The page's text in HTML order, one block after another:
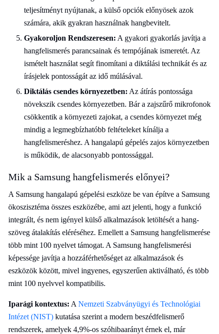
teljesítményt nyújtanak, a külső opciók előnyösek azok
számára, akik gyakran használnak hangbevitelt.
Gyakoroljon Rendszeresen: A gyakori gyakorlás javítja a
hangfelismerés parancsainak és tempójának ismeretét. Az
ismételt használat segít finomítani a diktálási technikát és az
írásjelek pontosságát az idő múlásával.
Diktálás csendes környezetben: Az átírás pontossága
növekszik csendes környezetben. Bár a zajszűrő mikrofonok
csökkentik a környezeti zajokat, a csendes környezet még
mindig a legmegbízhatóbb feltételeket kínálja a
hangfelismeréshez. A hangalapú gépelés zajos környezetben
is működik, de alacsonyabb pontossággal.
Mik a Samsung hangfelismerés előnyei?
A Samsung hangalapú gépelési eszköze be van építve a Samsung
ökoszisztéma összes eszközébe, ami azt jelenti, hogy a funkció
integrált, és nem igényel külső alkalmazások letöltését a hang-
szöveg átalakítás eléréséhez. Emellett a Samsung hangfelismerése
több mint 100 nyelvet támogat. A Samsung hangfelismerési
képessége javítja a hozzáférhetőséget az alkalmazások és
eszközök között, mivel ingyenes, egyszerűen aktiválható, és több
mint 100 nyelvvel kompatibilis.
Iparági kontextus: A Nemzeti Szabványügyi és Technológiai
Intézet (NIST) kutatása szerint a modern beszédfelismerő
rendszerek, amelyek 4,9%-os szóhibaarányt érnek el, már